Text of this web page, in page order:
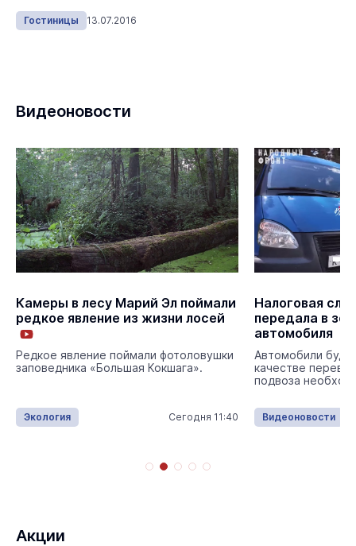
условием при выборе места, где остановиться.
Гостиницы 13.07.2016
Видеоновости
поймали
лосей
Сегодня 11:40
Налоговая служба Марий Эл
передала в зону СВО четыре
Автомобили будут использоваться в
качестве перевозки личного состава и
подвоза необходимых грузов.
Видеоновости 03 августа 14:20
В
Акции